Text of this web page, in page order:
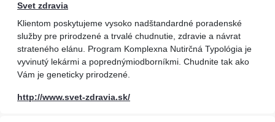
Svet zdravia
Klientom poskytujeme vysoko nadštandardné poradenské
služby pre prirodzené a trvalé chudnutie, zdravie a návrat
strateného elánu. Program Komplexna Nutirčná Typológia je
vyvinutý lekármi a poprednýmiodborníkmi. Chudnite tak ako
Vám je geneticky prirodzené.
http://www.svet-zdravia.sk/